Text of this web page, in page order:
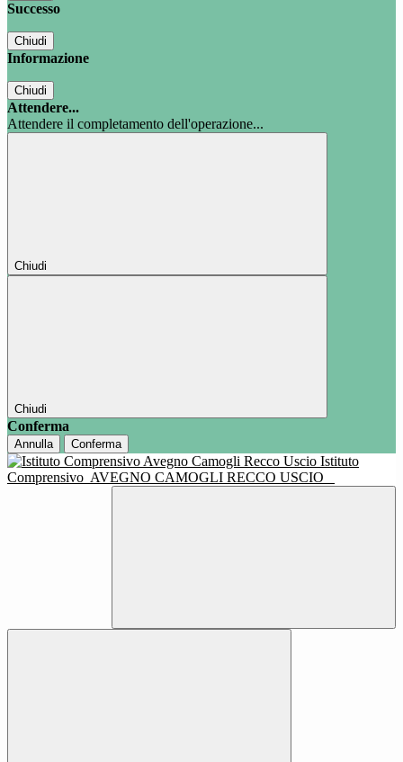
Successo
Chiudi
Informazione
Chiudi
Attendere...
Attendere il completamento dell'operazione...
Chiudi
Chiudi
Conferma
Annulla Conferma
Istituto
Comprensivo AVEGNO CAMOGLI RECCO USCIO